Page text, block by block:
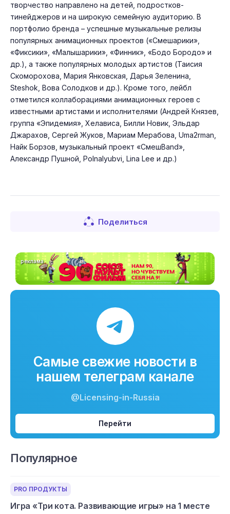
творчество направлено на детей, подростков-
тинейджеров и на широкую семейную аудиторию. В
портфолио бренда – успешные музыкальные релизы
популярных анимационных проектов («Смешарики»,
«Фиксики», «Малышарики», «Финник», «Бодо Бородо» и
др.), а также популярных молодых артистов (Таисия
Скоморохова, Мария Янковская, Дарья Зеленина,
Steshok, Вова Солодков и др.). Кроме того, лейбл
отметился коллаборациями анимационных героев с
известными артистами и исполнителями (Андрей Князев,
группа «Эпидемия», Хелависа, Билли Новик, Эльдар
Джарахов, Сергей Жуков, Мариам Мерабова, Uma2rman,
Найк Борзов, музыкальный проект «СмешBand»,
Александр Пушной, Polnalyubvi, Lina Lee и др.)
Поделиться
реклама
Самые свежие новости в
нашем телеграм канале
@Licensing-in-Russia
Перейти
Популярное
PRO ПРОДУКТЫ
Игра «Три кота. Развивающие игры» на 1 месте